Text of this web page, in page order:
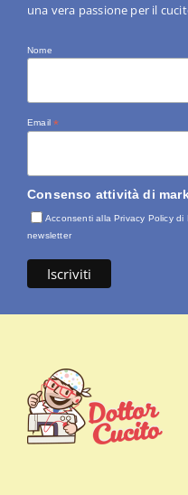
una vera passione per il
Nome
Email*
Consenso attività di
Acconsenti alla Privacy Policy di
newsletter